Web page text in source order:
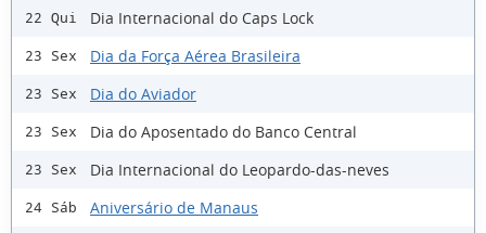
22 Qui Dia Internacional do Caps Lock
23 Sex Dia da Força Aérea Brasileira
23 Sex Dia do Aviador
23 Sex Dia do Aposentado do Banco Central
23 Sex Dia Internacional do Leopardo-das-neves
24 Sáb Aniversário de Manaus